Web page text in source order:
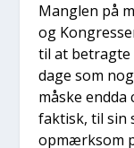
Mang­len på
og
til at betrag­te
dage som
måske end­da
fak­tisk, til sin
opmærk­som